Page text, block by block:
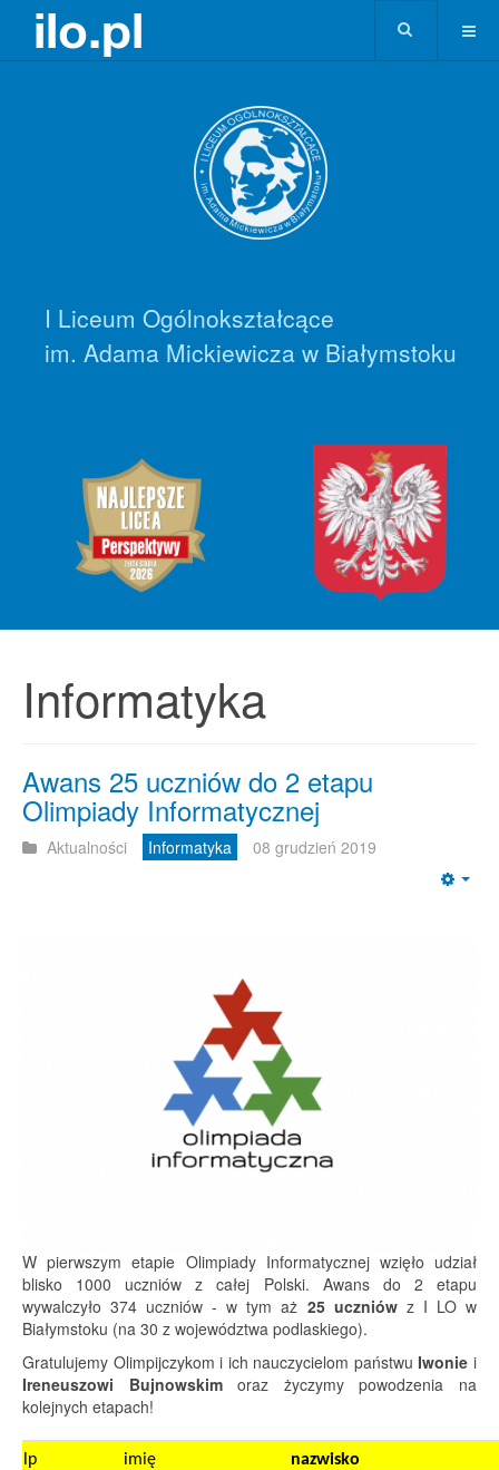
I Liceum Ogólnokształcące
im. Adama Mickiewicza w Białymstoku
Informatyka
Awans 25 uczniów do 2 etapu
Olimpiady Informatycznej
Aktualności Informatyka 08 grudzień 2019
W pierwszym etapie Olimpiady Informatycznej wzięło udział
blisko 1000 uczniów z całej Polski. Awans do 2 etapu
wywalczyło 374 uczniów - w tym aż 25 uczniówz I LO w
Białymstoku (na 30 z województwa podlaskiego).
Gratulujemy Olimpijczykom i ich nauczycielom państwu Iwonie i
Ireneuszowi Bujnowskimoraz życzymy powodzenia na
kolejnych etapach!
lp imię
nazwisko